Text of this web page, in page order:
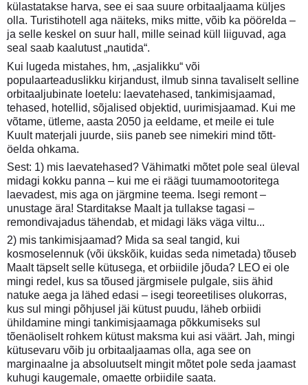
külastatakse harva, see ei saa suure orbitaaljaama küljes
olla. Turistihotell aga näiteks, miks mitte, võib ka pöörelda –
ja selle keskel on suur hall, mille seinad küll liiguvad, aga
seal saab kaalutust „nautida“.
Kui lugeda mistahes, hm, „asjalikku“ või
populaarteaduslikku kirjandust, ilmub sinna tavaliselt selline
orbitaaljubinate loetelu: laevatehased, tankimisjaamad,
tehased, hotellid, sõjalised objektid, uurimisjaamad. Kui me
võtame, ütleme, aasta 2050 ja eeldame, et meile ei tule
Kuult materjali juurde, siis paneb see nimekiri mind tõtt-
öelda ohkama.
Sest: 1) mis laevatehased? Vähimatki mõtet pole seal üleval
midagi kokku panna – kui me ei räägi tuumamootoritega
laevadest, mis aga on järgmine teema. Isegi remont –
unustage ära! Starditakse Maalt ja tullakse tagasi –
remondivajadus tähendab, et midagi läks väga viltu...
2) mis tankimisjaamad? Mida sa seal tangid, kui
kosmoselennuk (või ükskõik, kuidas seda nimetada) tõuseb
Maalt täpselt selle kütusega, et orbiidile jõuda? LEO ei ole
mingi redel, kus sa tõused järgmisele pulgale, siis ähid
natuke aega ja lähed edasi – isegi teoreetilises olukorras,
kus sul mingi põhjusel jäi kütust puudu, läheb orbiidi
ühildamine mingi tankimisjaamaga põkkumiseks sul
tõenäoliselt rohkem kütust maksma kui asi väärt. Jah, mingi
kütusevaru võib ju orbitaaljaamas olla, aga see on
marginaalne ja absoluutselt mingit mõtet pole seda jaamast
kuhugi kaugemale, omaette orbiidile saata.